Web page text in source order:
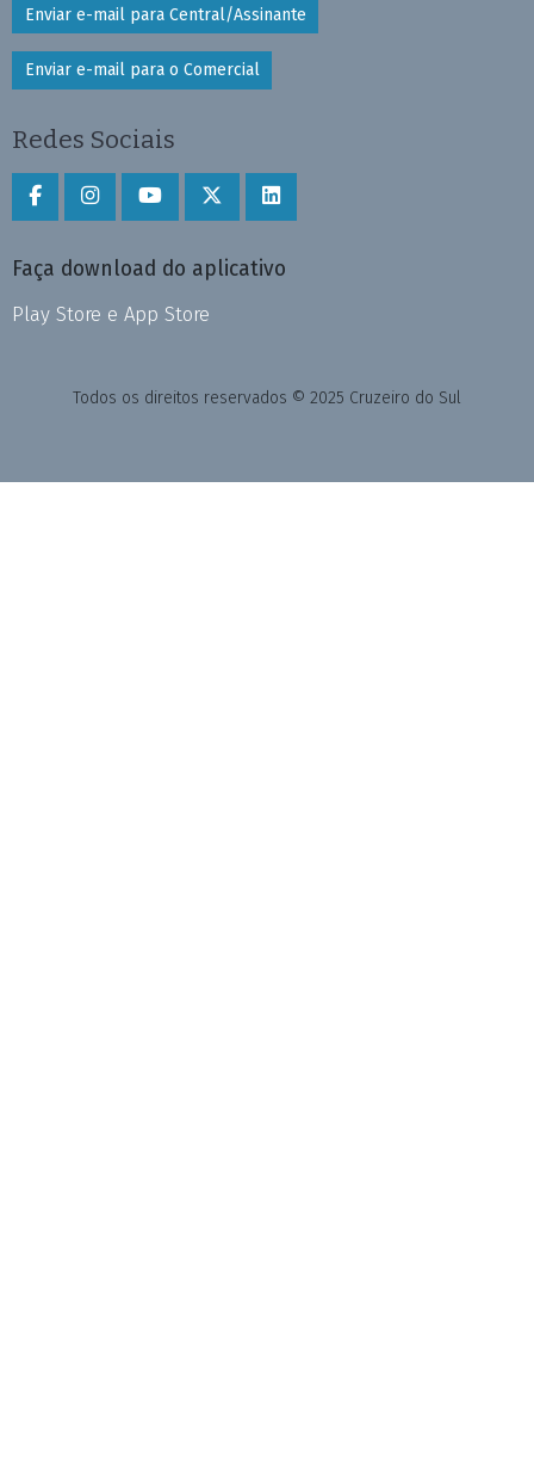
Enviar e-mail para Central/Assinante
Enviar e-mail para o Comercial
Redes Sociais
Faça download do aplicativo
Play Store e App Store
Todos os direitos reservados © 2025 Cruzeiro do Sul